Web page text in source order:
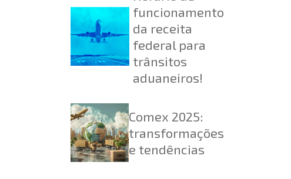
funcionamento
da receita
federal para
trânsitos
aduaneiros!
Comex 2025:
transformações
e tendências